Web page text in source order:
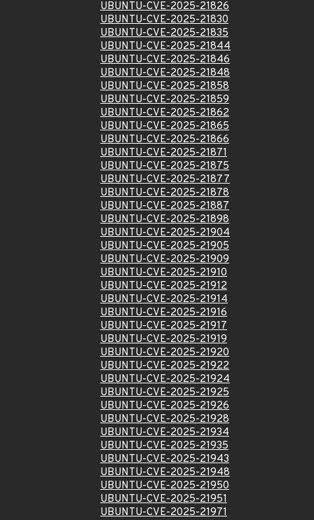
UBUNTU-CVE-2025-21826
UBUNTU-CVE-2025-21830
UBUNTU-CVE-2025-21835
UBUNTU-CVE-2025-21844
UBUNTU-CVE-2025-21846
UBUNTU-CVE-2025-21848
UBUNTU-CVE-2025-21858
UBUNTU-CVE-2025-21859
UBUNTU-CVE-2025-21862
UBUNTU-CVE-2025-21865
UBUNTU-CVE-2025-21866
UBUNTU-CVE-2025-21871
UBUNTU-CVE-2025-21875
UBUNTU-CVE-2025-21877
UBUNTU-CVE-2025-21878
UBUNTU-CVE-2025-21887
UBUNTU-CVE-2025-21898
UBUNTU-CVE-2025-21904
UBUNTU-CVE-2025-21905
UBUNTU-CVE-2025-21909
UBUNTU-CVE-2025-21910
UBUNTU-CVE-2025-21912
UBUNTU-CVE-2025-21914
UBUNTU-CVE-2025-21916
UBUNTU-CVE-2025-21917
UBUNTU-CVE-2025-21919
UBUNTU-CVE-2025-21920
UBUNTU-CVE-2025-21922
UBUNTU-CVE-2025-21924
UBUNTU-CVE-2025-21925
UBUNTU-CVE-2025-21926
UBUNTU-CVE-2025-21928
UBUNTU-CVE-2025-21934
UBUNTU-CVE-2025-21935
UBUNTU-CVE-2025-21943
UBUNTU-CVE-2025-21948
UBUNTU-CVE-2025-21950
UBUNTU-CVE-2025-21951
UBUNTU-CVE-2025-21971